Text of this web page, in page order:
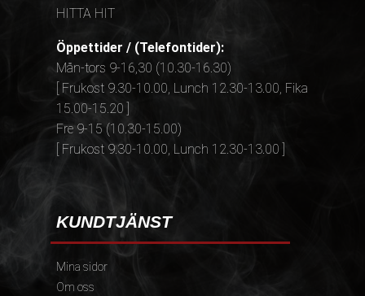
HITTA HIT
Öppettider / (Telefontider):
Mån-tors 9-16,30 (10.30-16.30)
[ Frukost 9.30-10.00, Lunch 12.30-13.00, Fika
15.00-15.20 ]
Fre 9-15 (10.30-15.00)
[ Frukost 9.30-10.00, Lunch 12.30-13.00 ]
KUNDTJÄNST
Mina sidor
Om oss